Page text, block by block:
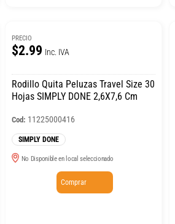
PRECIO
$2.99 Inc. IVA
Rodillo Quita Peluzas Travel Size 30
Hojas SIMPLY DONE 2,6X7,6 Cm
Cod: 11225000416
SIMPLY DONE
No Disponible en local seleccionado
Comprar